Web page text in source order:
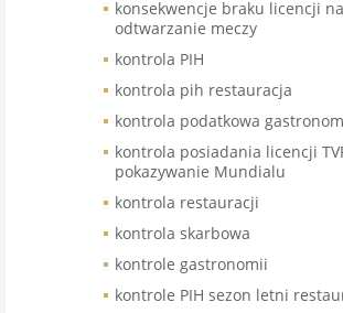
konsekwencje braku licencji na
odtwarzanie meczy
kontrola PIH
kontrola pih restauracja
kontrola podatkowa
kontrola posiadania licencji
pokazywanie Mundialu
kontrola restauracji
kontrola skarbowa
kontrole gastronomii
kontrole PIH sezon letni